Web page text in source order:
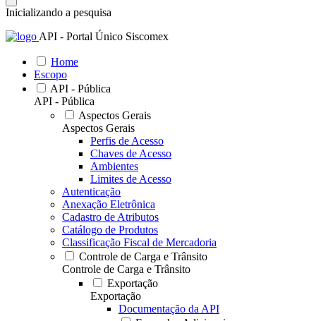
Inicializando a pesquisa
API - Portal Único Siscomex
Home
Escopo
API - Pública
API - Pública
Aspectos Gerais
Aspectos Gerais
Perfis de Acesso
Chaves de Acesso
Ambientes
Limites de Acesso
Autenticação
Anexação Eletrônica
Cadastro de Atributos
Catálogo de Produtos
Classificação Fiscal de Mercadoria
Controle de Carga e Trânsito
Controle de Carga e Trânsito
Exportação
Exportação
Documentação da API